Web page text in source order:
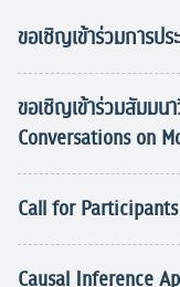
ขอเชิญเข้าร่วมการป
ขอเชิญเข้าร่วมสัมมน
Conversations on
Call for
Causal Inference